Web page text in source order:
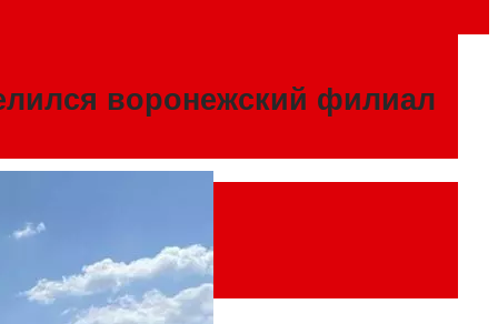
воронежский филиал